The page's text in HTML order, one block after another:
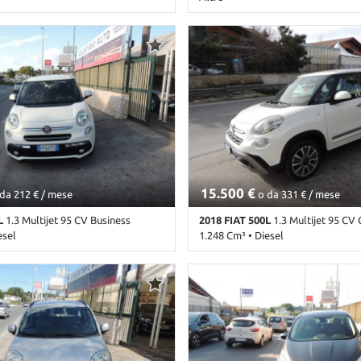
Automatico • Blu pastello
Km non disponibile • Cambio
pastello
212 € / mese
1.3 Multijet 95 CV Business
Manuale (5) • Antracite
• Airbag • Airbag Passeggero •
• Autoradio • Autoradio
• Cerchi in lega • Chiusura
• Climatizzatore •
• Cronologia tagliandi • ESP •
diurne • MP3 • Sensore di
15.500 €o da 331 € / mese
2018 FIAT 500L1.3 Multijet 95 CV
1.248 Cm³ • Diesel
55.000 Km • Cambio Manuale (5) •
pastello • 5 Porte • Adaptive
Airbag • Airbag laterali • Airbag
Airbag testa • Alzacristalli
digitale • Bluetooth • Bracciolo •
Chiusura centralizzata •
Climatizzatore automatico, 2